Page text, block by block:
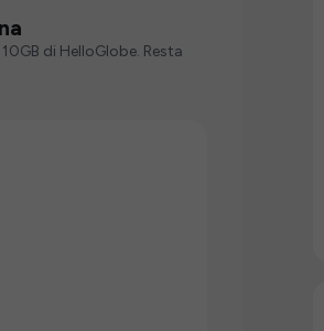
di HelloGlobe. Resta